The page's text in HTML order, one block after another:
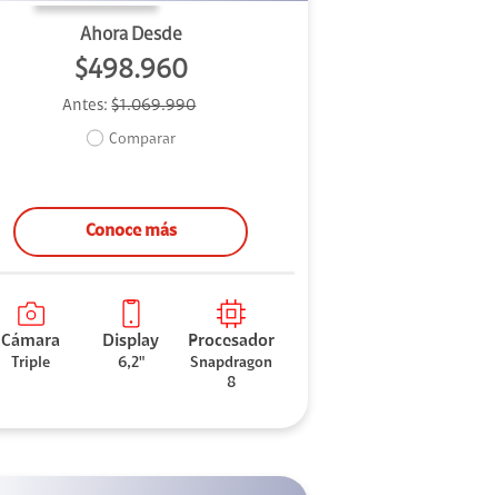
Ahora Desde
$498.960
Antes:$1.069.990
Comparar
Conoce más
Cámara
Triple
Display
6,2"
Procesador
Snapdragon
8